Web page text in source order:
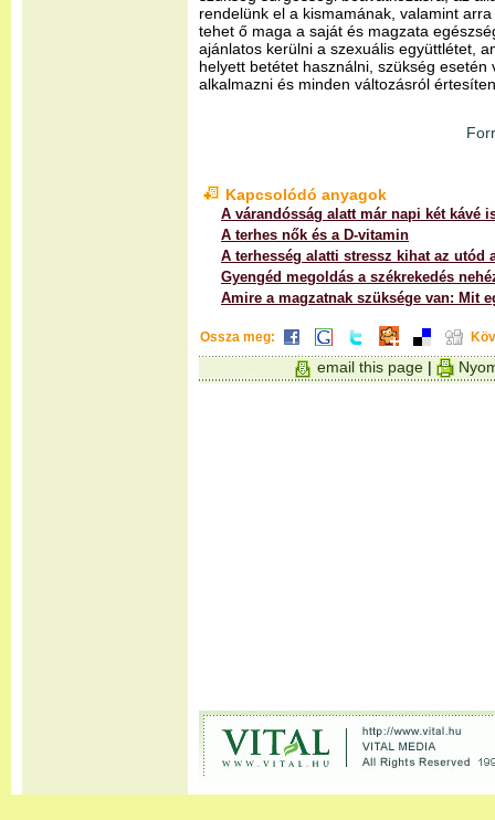
rendelünk el a kismamának, valamint
tehet ő maga a saját és magzata
ajánlatos kerülni a szexuális együttlétet,
helyett betétet használni, szükség
alkalmazni és minden változásról
Kapcsolódó anyagok
A várandósság alatt már napi két kávé
A terhes nők és a D-vitamin
A terhesség alatti stressz kihat az utód
Gyengéd megoldás a székrekedés
Amire a magzatnak szüksége van: Mit
Ossza meg:
email this page |